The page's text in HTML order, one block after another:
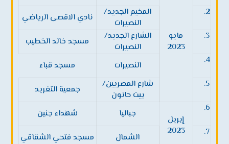
مايو
2023
2.
المخيم الجديد/
النصيرات
نادي الاقصى الرياضي
3.
الشارع الجديد/
النصيرات
مسجد خالد الخطيب
4.
النصيرات
مسجد قباء
5.
شارع المصريين/
بيت حانون
جمعية التغريد
6.
إبريل
2023
جباليا
شهداء جنين
7.
الشمال
مسجد فتحي الشقاقي